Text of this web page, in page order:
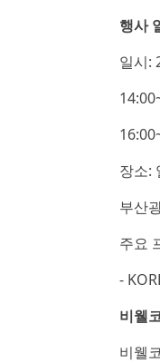
행사
일시:
장소:
부산
주요
-
비웰
비웰